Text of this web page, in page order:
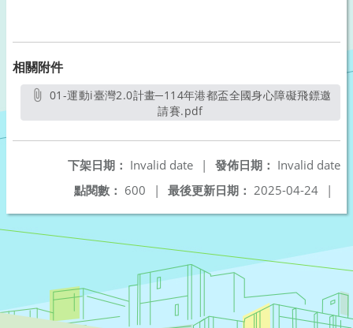
相關附件
01-運動i臺灣2.0計畫─114年港都盃全國身心障礙飛鏢邀
請賽.pdf另開新視窗
發佈日期： Invalid date
下架日期： Invalid date
|
最後更新日期： 2025-04-24 |
點閱數： 600 |